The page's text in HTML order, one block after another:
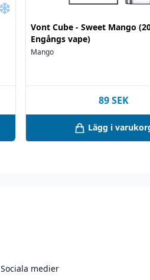
Vont Cube - Sweet Mango
Engångs vape)
Mango
89 SEK
Lägg i
Sociala medier